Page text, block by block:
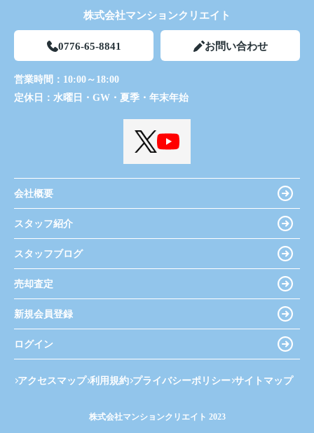
株式会社マンションクリエイト
0776-65-8841 お問い合わせ
営業時間： 10:00～18:00
定休日： 水曜日・GW・夏季・年末年始
会社概要
スタッフ紹介
スタッフブログ
売却査定
新規会員登録
ログイン
アクセスマップ 利用規約 プライバシーポリシー サイトマップ
株式会社マンションクリエイト 2023